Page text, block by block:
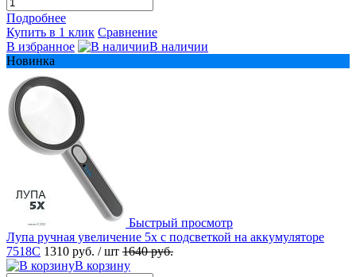
Подробнее
Купить в 1 клик Сравнение
В избранное
В наличии
Новинка
Быстрый просмотр
Лупа ручная увеличение 5x с подсветкой на аккумуляторе
7518C 1310 руб. / шт 1640 руб.
В корзину